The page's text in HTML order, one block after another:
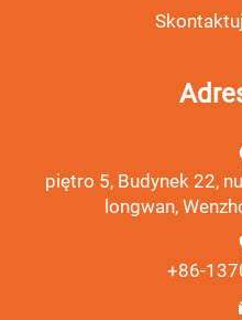
piętro 5, Budynek 22,
longwan,
+86-